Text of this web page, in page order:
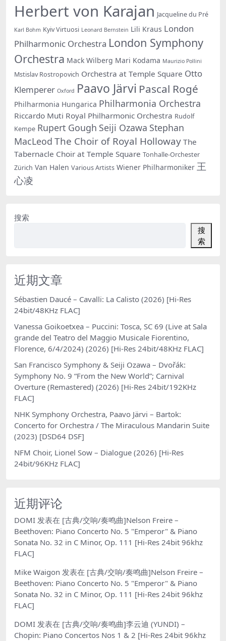
Herbert von Karajan Jacqueline du Pré
Karl Bohm Kyiv Virtuosi Leonard Bernstein Lili Kraus London
Philharmonic Orchestra London Symphony
Orchestra Mack Wilberg Mari Kodama Maurizio Pollini
Mstislav Rostropovich Orchestra at Temple Square Otto
Klemperer Oxford Paavo Järvi Pascal Rogé
Philharmonia Hungarica Philharmonia Orchestra
Riccardo Muti Royal Philharmonic Orchestra Rudolf
Kempe Rupert Gough Seiji Ozawa Stephan
MacLeod The Choir of Royal Holloway The
Tabernacle Choir at Temple Square Tonhalle-Orchester
Zürich Van Halen Various Artists Wiener Philharmoniker 王
心凌
搜索
搜
索
近期文章
Sébastien Daucé – Cavalli: La Calisto (2026) [Hi-Res
24bit/48KHz FLAC]
Vanessa Goikoetxea – Puccini: Tosca, SC 69 (Live at Sala
grande del Teatro del Maggio Musicale Fiorentino,
Florence, 6/4/2024) (2026) [Hi-Res 24bit/48KHz FLAC]
San Francisco Symphony & Seiji Ozawa – Dvořák:
Symphony No. 9 “From the New World”; Carnival
Overture (Remastered) (2026) [Hi-Res 24bit/192KHz
FLAC]
NHK Symphony Orchestra, Paavo Järvi – Bartok:
Concerto for Orchestra / The Miraculous Mandarin Suite
(2023) [DSD64 DSF]
NFM Choir, Lionel Sow – Dialogue (2026) [Hi-Res
24bit/96KHz FLAC]
近期评论
DOMI 发表在 [古典/交响/奏鸣曲]Nelson Freire –
Beethoven: Piano Concerto No. 5 "Emperor" & Piano
Sonata No. 32 in C Minor, Op. 111 [Hi-Res 24bit 96khz
FLAC]
Mike Waigon 发表在 [古典/交响/奏鸣曲]Nelson Freire –
Beethoven: Piano Concerto No. 5 "Emperor" & Piano
Sonata No. 32 in C Minor, Op. 111 [Hi-Res 24bit 96khz
FLAC]
DOMI 发表在 [古典/交响/奏鸣曲]李云迪 (YUNDI) –
Chopin: Piano Concertos Nos 1 & 2 [Hi-Res 24bit 96khz